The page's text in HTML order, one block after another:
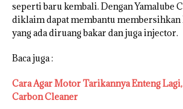
seperti baru kembali. Dengan Yamalube
diklaim dapat membantu membersihkan
yang ada diruang bakar dan juga injector.
Baca juga :
Cara Agar Motor Tarikannya Enteng Lagi,
Carbon Cleaner